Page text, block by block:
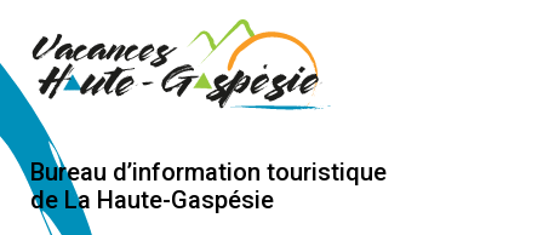
Bureau d’information touristique
de La Haute-Gaspésie